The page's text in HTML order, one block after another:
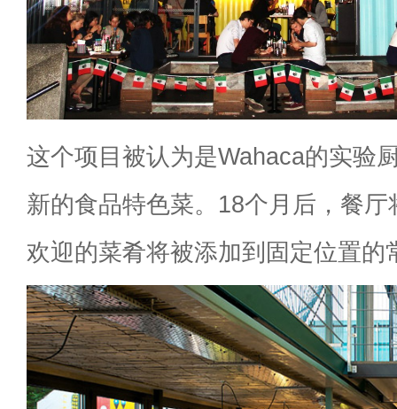
这个项目被认为是Wahaca的实验
新的食品特色菜。18个月后，餐
欢迎的菜肴将被添加到固定位置的